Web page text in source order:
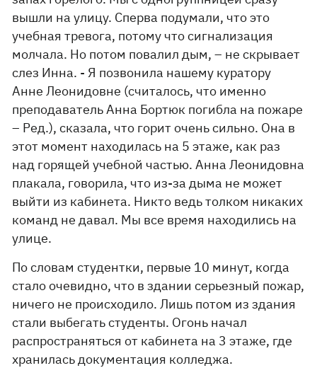
вышли на улицу. Сперва подумали, что это
учебная тревога, потому что сигнализация
молчала. Но потом повалил дым, – не скрывает
слез Инна. - Я позвонила нашему куратору
Анне Леонидовне (считалось, что именно
преподаватель Анна Бортюк погибла на пожаре
– Ред.), сказала, что горит очень сильно. Она в
этот момент находилась на 5 этаже, как раз
над горящей учебной частью. Анна Леонидовна
плакала, говорила, что из-за дыма не может
выйти из кабинета. Никто ведь толком никаких
команд не давал. Мы все время находились на
улице.
По словам студентки, первые 10 минут, когда
стало очевидно, что в здании серьезный пожар,
ничего не происходило. Лишь потом из здания
стали выбегать студенты. Огонь начал
распространяться от кабинета на 3 этаже, где
хранилась документация колледжа.